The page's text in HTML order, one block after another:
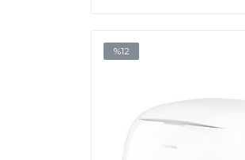
%12